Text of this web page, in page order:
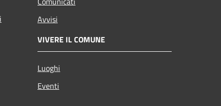
Avvisi
VIVERE IL COMUNE
Luoghi
Eventi